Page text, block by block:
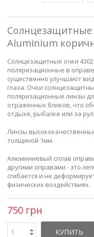
Солнцезащитные
Aluminium
Солнцезащитные очки
поляризационные в
существенно улучшают
глаза. Очки
поляризационные линзы
отраженных бликов, что
отдыхе, рыбалке или за
Линзы
толщиной 1мм.
Алюминиевый сплав
другими оправами - это
сгибается и не
физических воздействиях.
750 грн
КУПИТЬ